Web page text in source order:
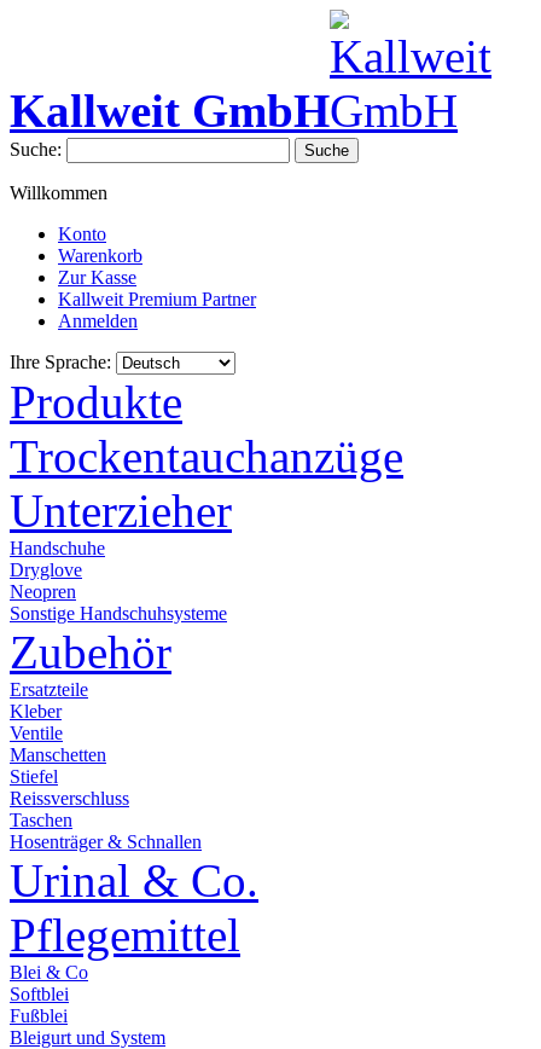
Kallweit GmbH
Suche: Suche
Willkommen
Konto
Warenkorb
Zur Kasse
Kallweit Premium Partner
Anmelden
Ihre Sprache:
Produkte
Trockentauchanzüge
Unterzieher
Handschuhe
Dryglove
Neopren
Sonstige Handschuhsysteme
Zubehör
Ersatzteile
Kleber
Ventile
Manschetten
Stiefel
Reissverschluss
Taschen
Hosenträger & Schnallen
Urinal & Co.
Pflegemittel
Blei & Co
Softblei
Fußblei
Bleigurt und System